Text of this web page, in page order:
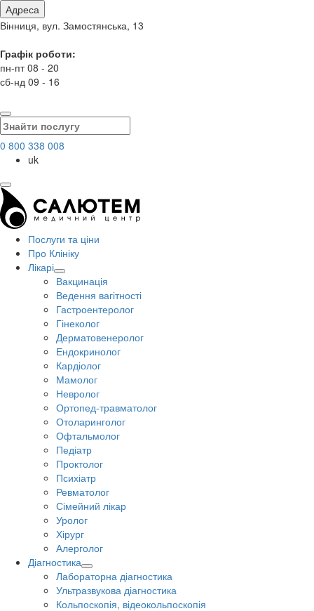
Адреса
Вінниця, вул. Замостянська, 13
Графік роботи:
пн-пт 08 - 20
сб-нд 09 - 16
0 800 338 008
uk
Послуги та ціни
Про Клініку
Лікарі
Вакцинація
Ведення вагітності
Гастроентеролог
Гінеколог
Дерматовенеролог
Ендокринолог
Кардіолог
Мамолог
Невролог
Ортопед-травматолог
Отоларинголог
Офтальмолог
Педіатр
Проктолог
Психіатр
Ревматолог
Сімейний лікар
Уролог
Хірург
Алерголог
Діагностика
Лабораторна діагностика
Ультразвукова діагностика
Кольпоскопія, відеокольпоскопія